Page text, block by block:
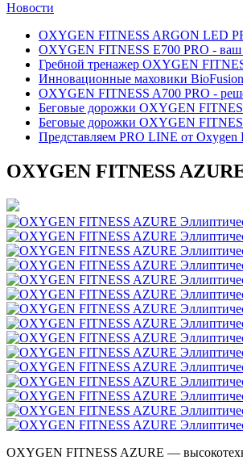
Новости
OXYGEN FITNESS ARGON LED
OXYGEN FITNESS E700 PRO - ваш
Гребной тренажер OXYGEN
Инновационные маховики
OXYGEN FITNESS A700 PRO -
Беговые дорожки OXYGEN
Беговые дорожки OXYGEN
Представляем PRO LINE от Oxygen
OXYGEN FITNESS
OXYGEN FITNESS AZURE —